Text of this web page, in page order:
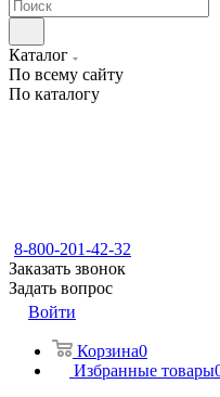
Каталог
По всему сайту
По каталогу
8-800-201-42-32
Заказать звонок
Задать вопрос
Войти
Корзина0
Избранные товары